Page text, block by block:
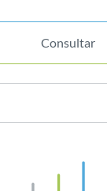
Consultar